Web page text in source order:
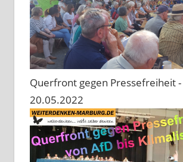
Querfront gegen Pressefreiheit -
20.05.2022